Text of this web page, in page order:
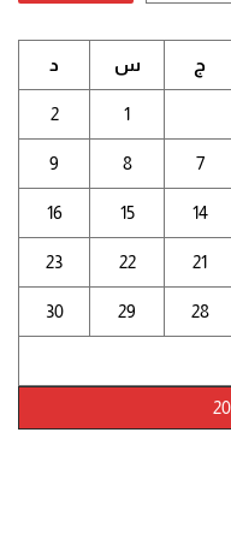
ج س د
1
2
7
8
9
14
15
16
21
22
23
28
29
30